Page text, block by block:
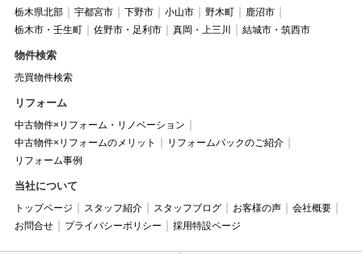
栃木県北部 宇都宮市 下野市 小山市 野木町
鹿沼市
栃木市・壬生町
佐野市・足利市 真岡・上三川 結城市・筑西市
物件検索
売買物件検索
リフォーム
中古物件×リフォーム・リノベーション
中古物件×リフォームのメリット
リフォームパックのご紹介
リフォーム事例
当社について
トップページ スタッフ紹介 スタッフブログ お客様の声
会社概要
お問合せ
プライバシーポリシー 採用特設ページ